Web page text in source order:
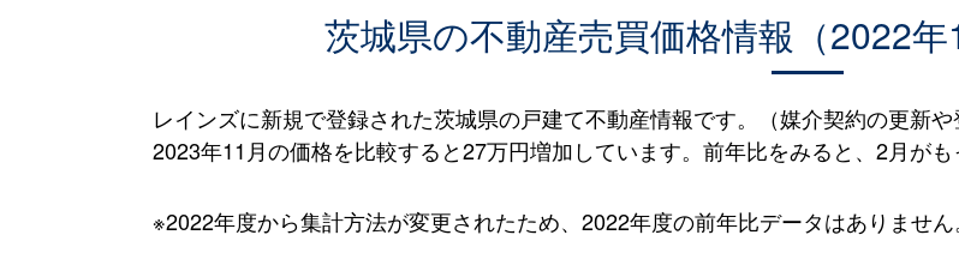
茨城県の不動産売買価格情報（2022年
レインズに新規で登録された茨城県の戸建て不動産情報です。（媒介契約の更新
2023年11月の価格を比較すると27万円増加しています。前年比をみると、2月がも
※2022年度から集計方法が変更されたため、2022年度の前年比データはありません